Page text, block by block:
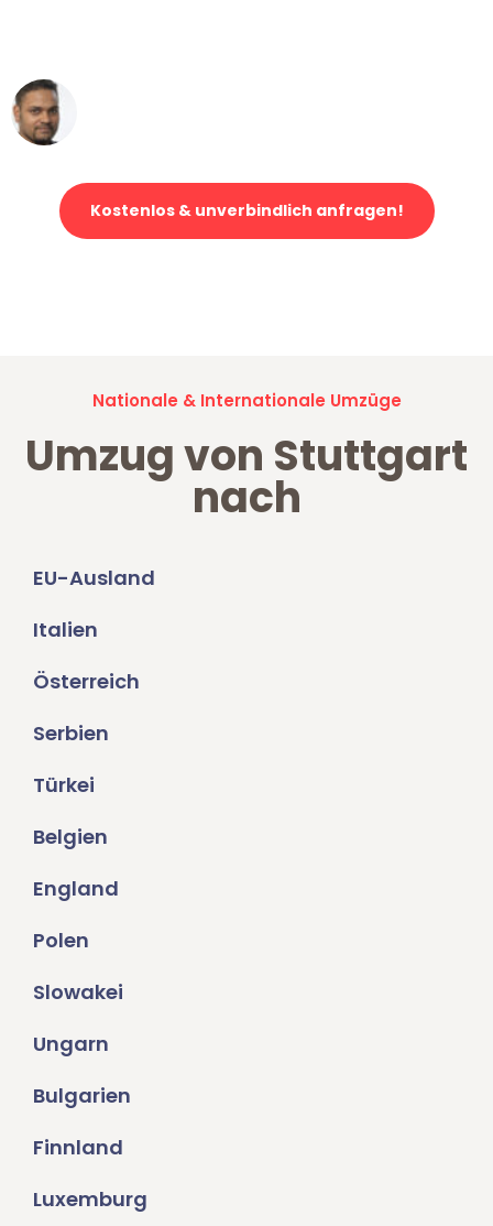
Kostenlos & unverbindlich anfragen!
Nationale & Internationale Umzüge
Umzug von Stuttgart
nach
EU-Ausland
Italien
Österreich
Serbien
Türkei
Belgien
England
Polen
Slowakei
Ungarn
Bulgarien
Finnland
Luxemburg